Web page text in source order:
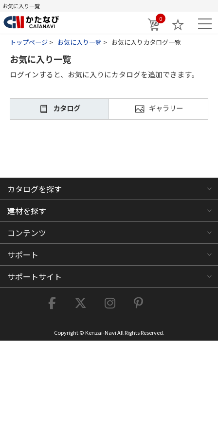
お気に入り一覧
0
トップページ お気に入り一覧 お気に入りカタログ一覧
お気に入り一覧
ログインすると、お気に入りにカタログを追加できます。
カタログ ギャラリー
カタログを探す
建材を探す
コンテンツ
サポート
サポートサイト
Copyright © Kenzai-Navi All Rights Reserved.